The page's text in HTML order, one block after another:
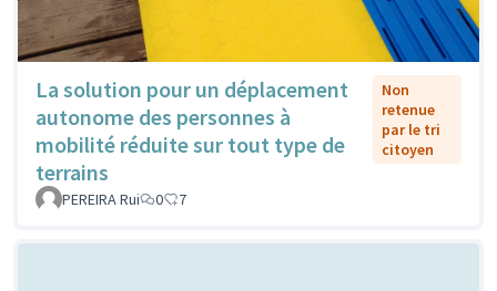
La solution pour un déplacement
autonome des personnes à
mobilité réduite sur tout type de
terrains
Non
retenue
par le tri
citoyen
PEREIRA Rui 0 7